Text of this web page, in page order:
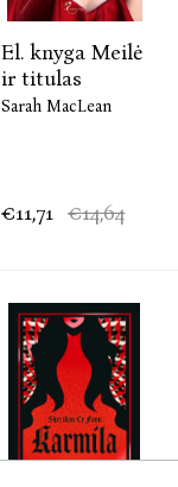
El. knyga Meilė
ir titulas
Sarah MacLean
€11,71 €14,64